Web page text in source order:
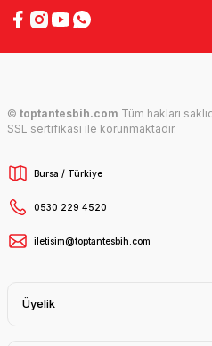
© toptantesbih.com Tüm hakları
SSL sertifikası ile korunmaktadır.
Bursa / Türkiye
0530 229 4520
iletisim@toptantesbih.com
Üyelik